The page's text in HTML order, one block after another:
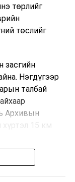
төрлийг
төслийг
засгийн
Нэгдүгээр
талбай
Архивын
15 км
12 мянган